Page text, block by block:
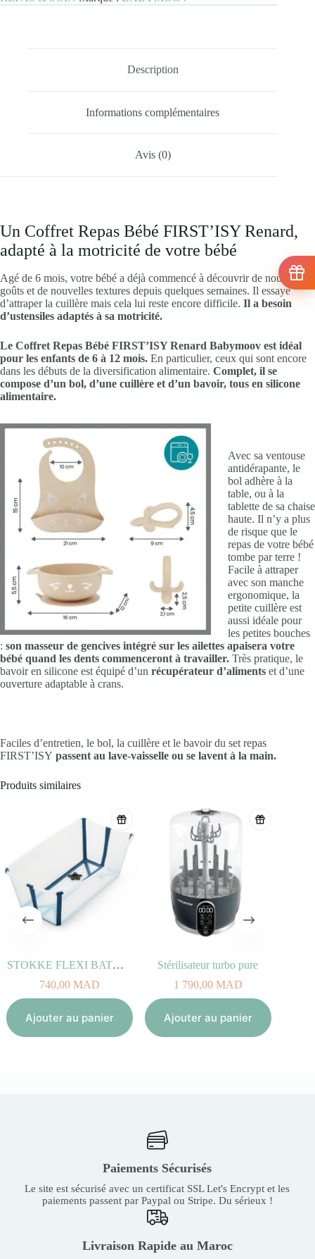
Description
Informations complémentaires
Avis (0)
Un Coffret Repas Bébé FIRST’ISY Renard,
adapté à la motricité de votre bébé
Agé de 6 mois, votre bébé a déjà commencé à découvrir de nouveaux
goûts et de nouvelles textures depuis quelques semaines. Il essaye
d’attraper la cuillère mais cela lui reste encore difficile. Il a besoin
d’ustensiles adaptés à sa motricité.
Le Coffret Repas Bébé FIRST’ISY Renard Babymoov est idéal
pour les enfants de 6 à 12 mois. En particulier, ceux qui sont encore
dans les débuts de la diversification alimentaire. Complet, il se
compose d’un bol, d’une cuillère et d’un bavoir, tous en silicone
alimentaire.
Avec sa ventouse
antidérapante, le
bol adhère à la
table, ou à la
tablette de sa chaise
haute. Il n’y a plus
de risque que le
repas de votre bébé
tombe par terre !
Facile à attraper
avec son manche
ergonomique, la
petite cuillère est
aussi idéale pour
les petites bouches
: son masseur de gencives intégré sur les ailettes apaisera votre
bébé quand les dents commenceront à travailler. Très pratique, le
bavoir en silicone est équipé d’un récupérateur d’aliments et d’une
ouverture adaptable à crans.
Faciles d’entretien, le bol, la cuillère et le bavoir du set repas
FIRST’ISY passent au lave-vaisselle ou se lavent à la main.
Produits similaires
STOKKE FLEXI BATH Transparent Bleu
740,00MAD
Ajouter au panier
Stérilisateur turbo pure
1 790,00MAD
Ajouter au panier
Paiements Sécurisés
Le site est sécurisé avec un certificat SSL Let's Encrypt et les
paiements passent par Paypal ou Stripe. Du sérieux !
Livraison Rapide au Maroc